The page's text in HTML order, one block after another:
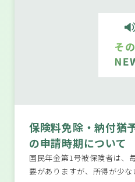
保険料免除・納付猶
の申請時期について
国民年金第1号被保険者は、
要がありますが、所得が少